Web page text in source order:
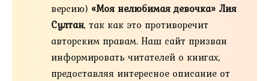
версию) «Моя нелюбимая девочка» Лия
Султан, так как это противоречит
авторским правам. Наш сайт призван
информировать читателей о книгах,
предоставляя интересное описание от